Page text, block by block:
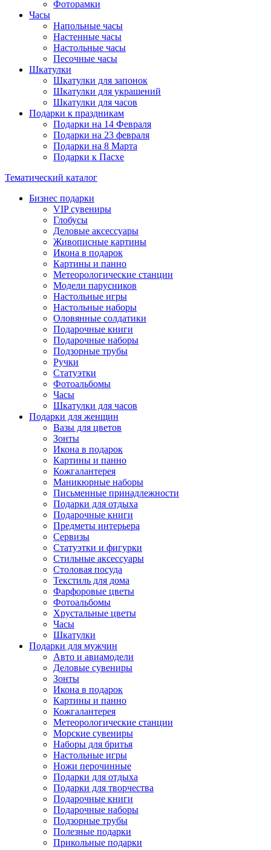
Фоторамки
Часы
Напольные часы
Настенные часы
Настольные часы
Песочные часы
Шкатулки
Шкатулки для запонок
Шкатулки для украшений
Шкатулки для часов
Подарки к праздникам
Подарки на 14 Февраля
Подарки на 23 февраля
Подарки на 8 Марта
Подарки к Пасхе
Тематический каталог
Бизнес подарки
VIP сувениры
Глобусы
Деловые аксессуары
Живописные картины
Икона в подарок
Картины и панно
Метеорологические станции
Модели парусников
Настольные игры
Настольные наборы
Оловянные солдатики
Подарочные книги
Подарочные наборы
Подзорные трубы
Ручки
Статуэтки
Фотоальбомы
Часы
Шкатулки для часов
Подарки для женщин
Вазы для цветов
Зонты
Икона в подарок
Картины и панно
Кожгалантерея
Маникюрные наборы
Письменные принадлежности
Подарки для отдыха
Подарочные книги
Предметы интерьера
Сервизы
Статуэтки и фигурки
Стильные аксессуары
Столовая посуда
Текстиль для дома
Фарфоровые цветы
Фотоальбомы
Хрустальные цветы
Часы
Шкатулки
Подарки для мужчин
Авто и авиамодели
Деловые сувениры
Зонты
Икона в подарок
Картины и панно
Кожгалантерея
Метеорологические станции
Морские сувениры
Наборы для бритья
Настольные игры
Ножи перочинные
Подарки для отдыха
Подарки для творчества
Подарочные книги
Подарочные наборы
Подзорные трубы
Полезные подарки
Прикольные подарки